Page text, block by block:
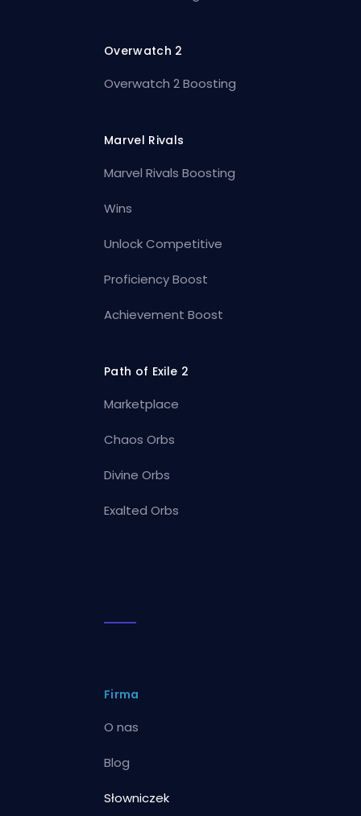
Overwatch 2
Overwatch 2 Boosting
Marvel Rivals
Marvel Rivals Boosting
Wins
Unlock Competitive
Proficiency Boost
Achievement Boost
Path of Exile 2
Marketplace
Chaos Orbs
Divine Orbs
Exalted Orbs
Firma
O nas
Blog
Słowniczek